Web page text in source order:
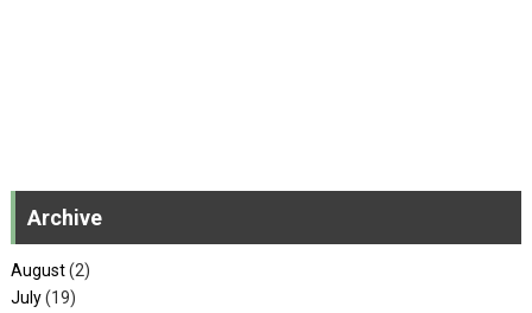
Archive
August(2)
July(19)